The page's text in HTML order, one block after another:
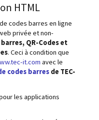
Number)
HTML
codes barres en ligne
privée et non-
QR-Codes et
. Ceci à condition que
it.com avec le
codes barres de TEC-
les applications